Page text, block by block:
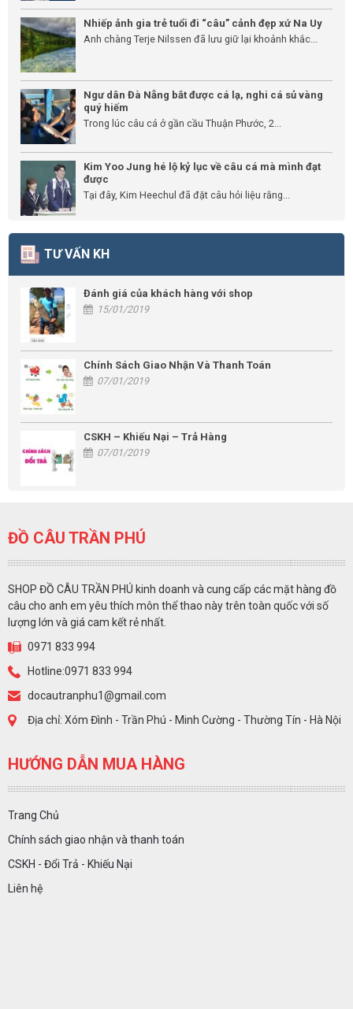
Nhiếp ảnh gia trẻ tuổi đi “câu” cảnh đẹp xứ Na Uy
Anh chàng Terje Nilssen đã lưu giữ lại khoảnh khắc...
Ngư dân Đà Nẵng bắt được cá lạ, nghi cá sủ vàng
quý hiếm
Trong lúc câu cá ở gần cầu Thuận Phước, 2...
Kim Yoo Jung hé lộ kỷ lục về câu cá mà mình đạt
được
Tại đây, Kim Heechul đã đặt câu hỏi liệu rằng...
TƯ VẤN KH
Đánh giá của khách hàng với shop
15/01/2019
Chính Sách Giao Nhận Và Thanh Toán
07/01/2019
CSKH – Khiếu Nại – Trả Hàng
07/01/2019
ĐỒ CÂU TRẦN PHÚ
SHOP ĐỒ CÂU TRẦN PHÚ kinh doanh và cung cấp các mặt hàng đồ
câu cho anh em yêu thích môn thể thao này trên toàn quốc với số
lượng lớn và giá cam kết rẻ nhất.
0971 833 994
Hotline:0971 833 994
docautranphu1@gmail.com
Địa chỉ: Xóm Đình - Trần Phú - Minh Cường - Thường Tín - Hà Nội
HƯỚNG DẪN MUA HÀNG
Trang Chủ
Chính sách giao nhận và thanh toán
CSKH - Đổi Trả - Khiếu Nại
Liên hệ